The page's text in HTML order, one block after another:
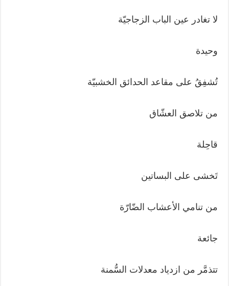
لا تغادر عين الباب الزجاجيّة
وحيدة
تُشفِقُ على مقاعد الحدائق الخشبيّة
من تلاصق العشّاق
قاحِلة
تَخشى على البساتين
من تنامي الأعشاب الضّارّة
جائعة
تتذمَّر من ازدياد معدلات السُّمنة